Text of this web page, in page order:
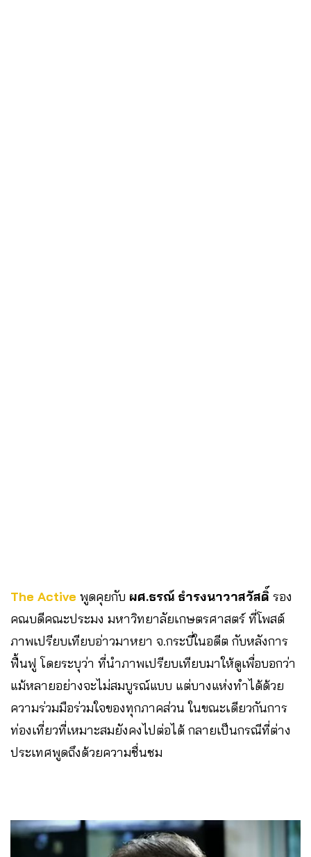
The Active พูดคุยกับ ผศ.ธรณ์ ธำรงนาวาสวัสดิ์ รอง
คณบดีคณะประมง มหาวิทยาลัยเกษตรศาสตร์ ที่โพสต์
ภาพเปรียบเทียบอ่าวมาหยา จ.กระบี่ในอดีต กับหลังการ
ฟื้นฟู โดยระบุว่า ที่นำภาพเปรียบเทียบมาให้ดูเพื่อบอกว่า
แม้หลายอย่างจะไม่สมบูรณ์แบบ แต่บางแห่งทำได้ด้วย
ความร่วมมือร่วมใจของทุกภาคส่วน ในขณะเดียวกันการ
ท่องเที่ยวที่เหมาะสมยังคงไปต่อได้ กลายเป็นกรณีที่ต่าง
ประเทศพูดถึงด้วยความชื่นชม